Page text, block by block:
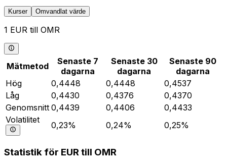
Kurser Omvandlat värde
1 EUR till OMR
Mätmetod
Senaste 7
dagarna
Senaste 30
dagarna
Senaste 90
dagarna
Hög
0,4448 0,4448
0,4537
Låg
0,4430 0,4376
0,4370
Genomsnitt 0,4439 0,4406
0,4433
Volatilitet
0,23% 0,24% 0,25%
Statistik för EUR till OMR